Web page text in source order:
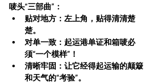
唛头“三部曲”：
贴对地方：左上角，贴得清清楚
楚。
对单一致：起运港单证和箱唛必
须“一个模样”！
清晰牢固：让它经得起运输的颠簸
和天气的“考验”。